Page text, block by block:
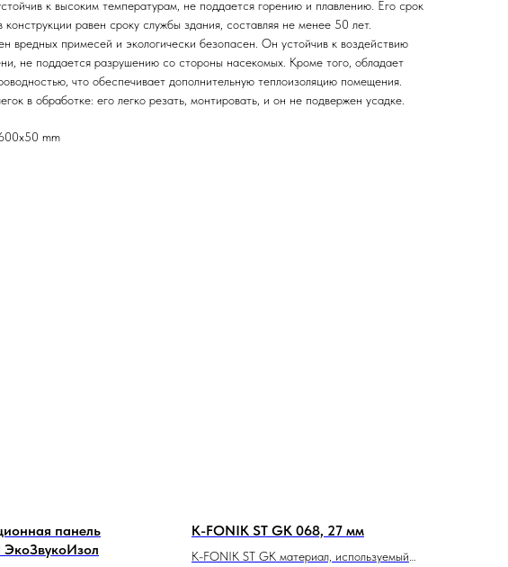
к высоким температурам, не поддается горению и плавлению. Его срок
конструкции равен сроку службы здания, составляя не менее 50 лет.
вредных примесей и экологически безопасен. Он устойчив к воздействию
не поддается разрушению со стороны насекомых. Кроме того, обладает
что обеспечивает дополнительную теплоизоляцию помещения.
в обработке: его легко резать, монтировать, и он не подвержен усадке.
mm
панель
ЭкоЗвукоИзол
K-FONIK ST GK 068, 27 мм
K-FONIK ST GK материал, используемый